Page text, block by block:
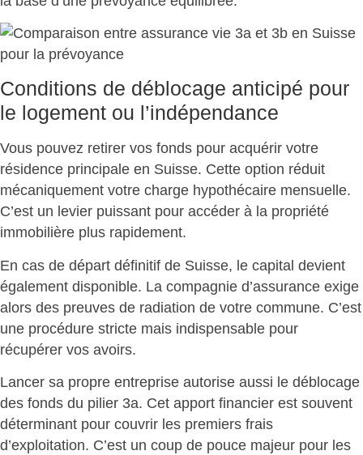
Conditions de déblocage anticipé pour
le logement ou l’indépendance
Vous pouvez retirer vos fonds pour acquérir votre
résidence principale en Suisse. Cette option réduit
mécaniquement votre charge hypothécaire mensuelle.
C’est un levier puissant pour accéder à la propriété
immobilière plus rapidement.
En cas de départ définitif de Suisse, le capital devient
également disponible. La compagnie d’assurance exige
alors des preuves de radiation de votre commune. C’est
une procédure stricte mais indispensable pour
récupérer vos avoirs.
Lancer sa propre entreprise autorise aussi le déblocage
des fonds du pilier 3a. Cet apport financier est souvent
déterminant pour couvrir les premiers frais
d’exploitation. C’est un coup de pouce majeur pour les